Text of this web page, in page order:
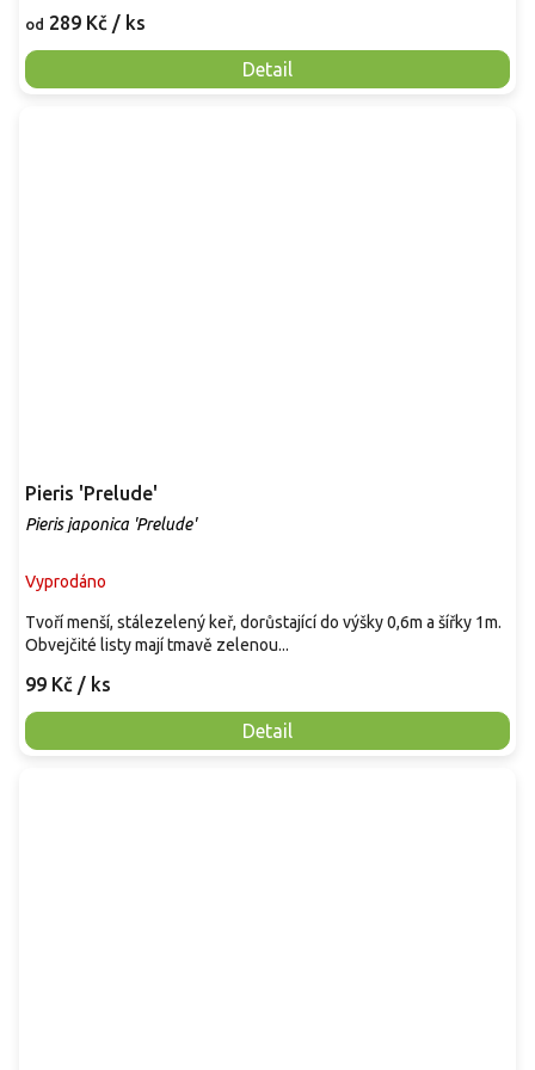
od 289 Kč / ks
Detail
Pieris 'Prelude'
Pieris japonica 'Prelude'
Vyprodáno
99 Kč / ks
Detail
Tvoří menší, stálezelený keř, dorůstající do výšky 0,6m a šířky 1m.
Obvejčité listy mají tmavě zelenou...